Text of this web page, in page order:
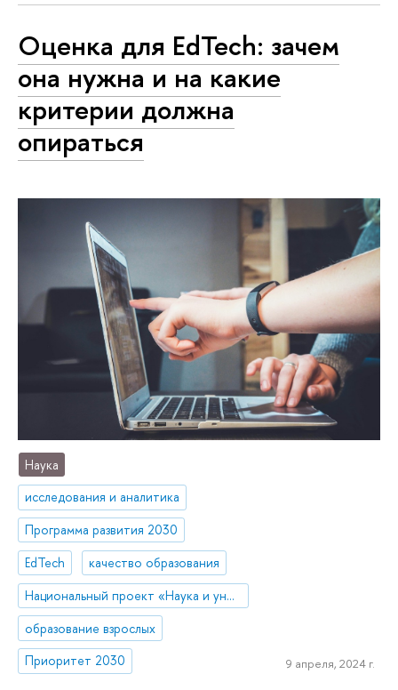
Оценка для EdTech: зачем
она нужна и на какие
критерии должна
опираться
Наука
исследования и аналитика
Программа развития 2030
EdTech
качество образования
Национальный проект «Наука и университеты»
образование взрослых
Приоритет 2030
9 апреля, 2024 г.